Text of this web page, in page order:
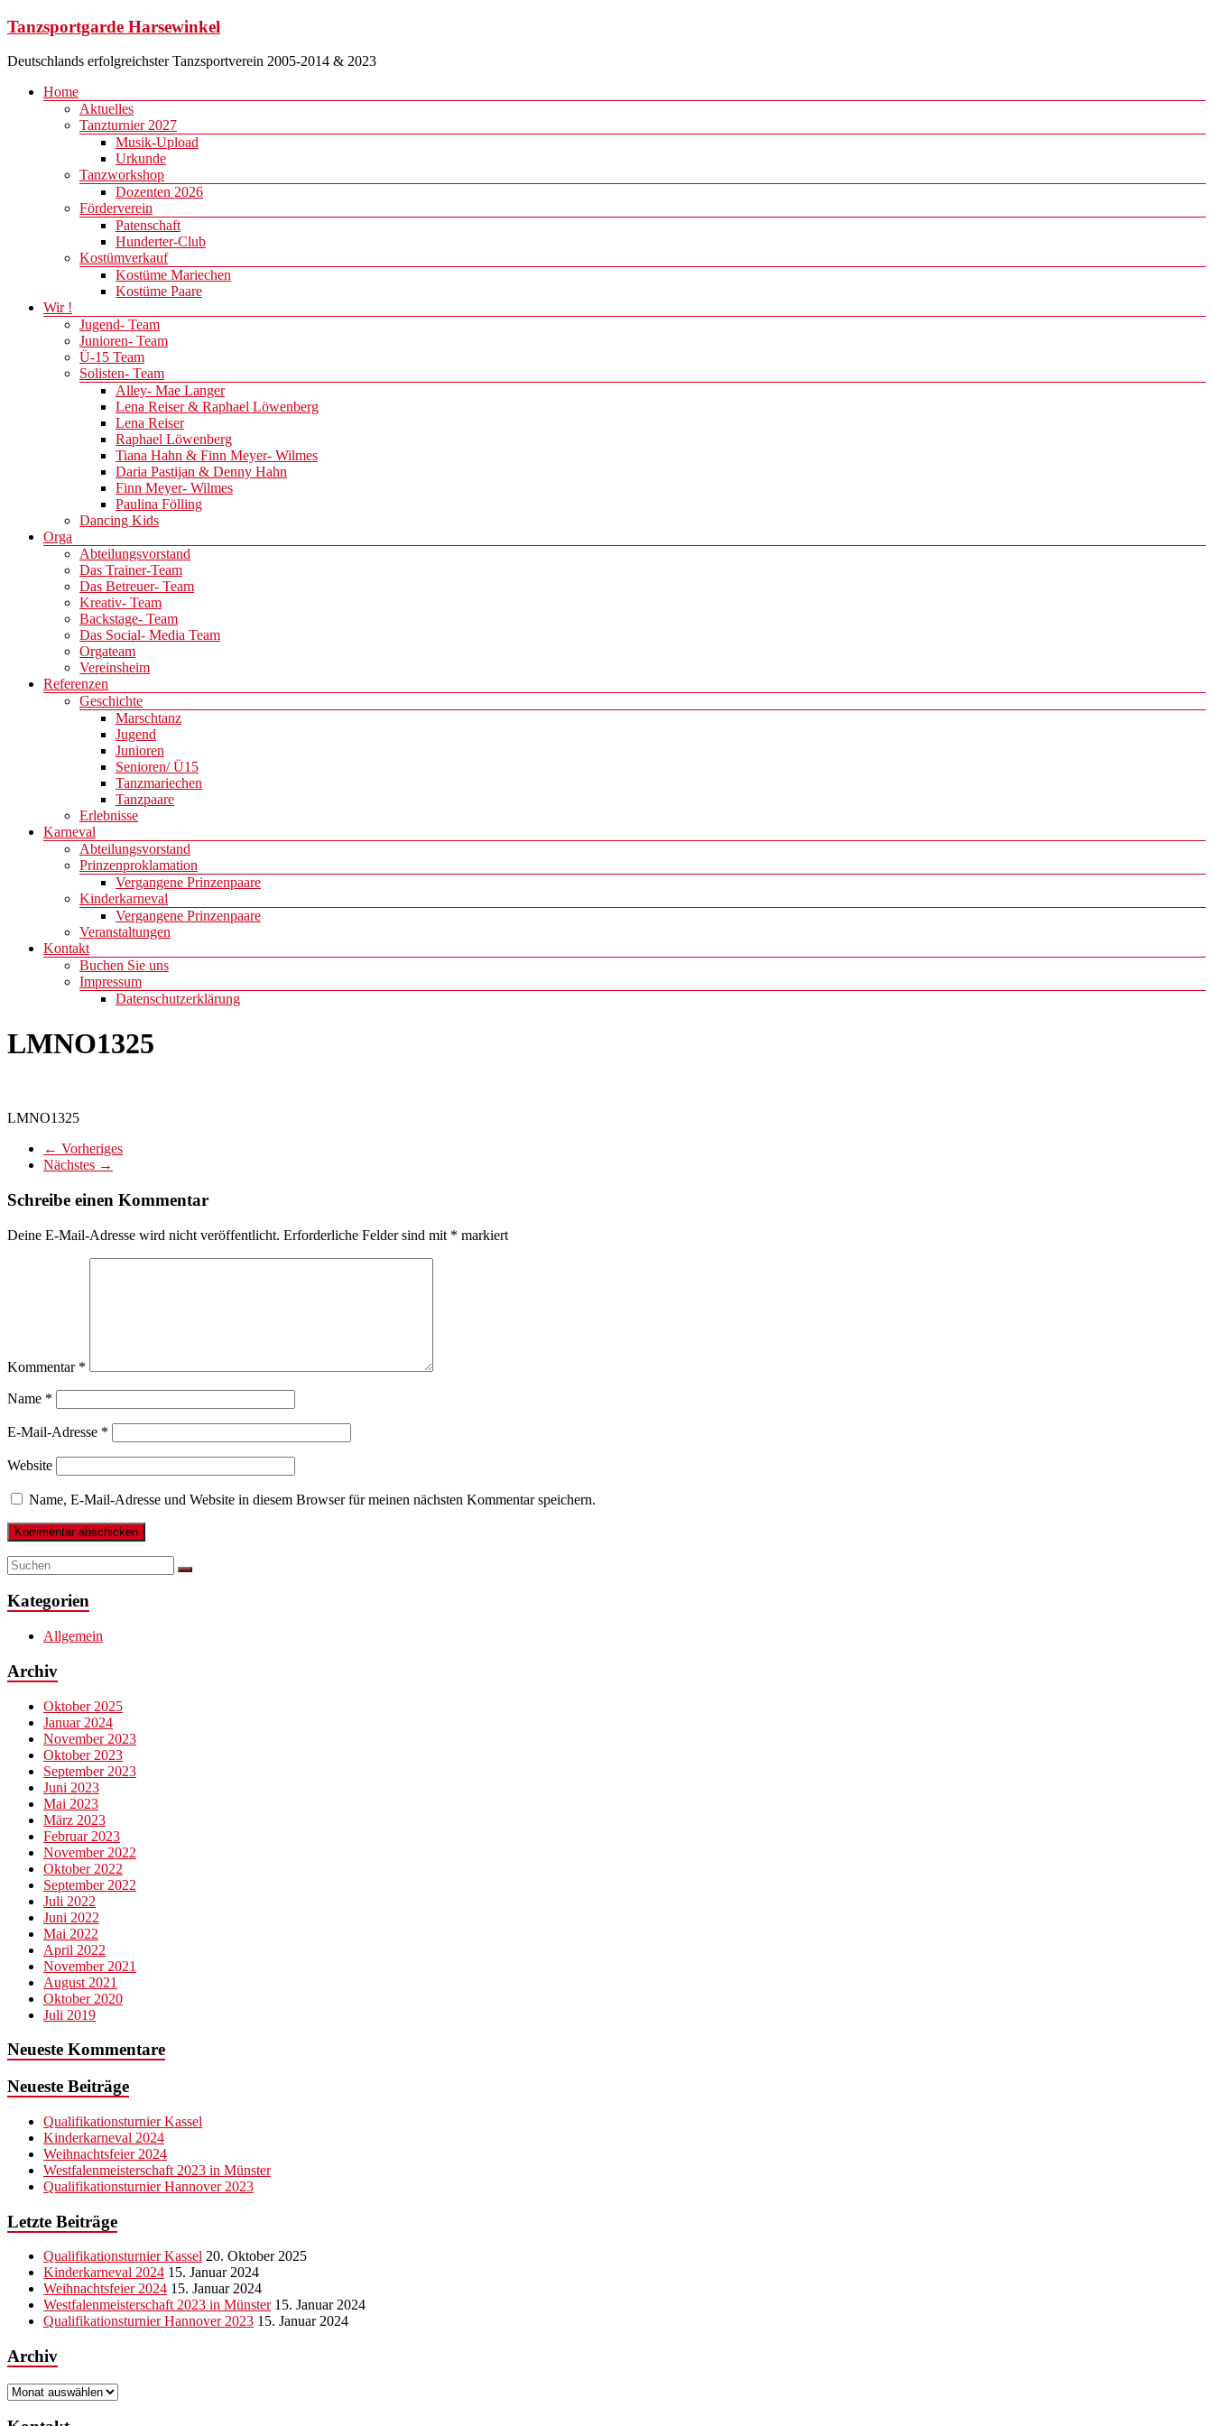
Zum
springen
Tanzsportgarde Harsewinkel
Deutschlands erfolgreichster Tanzsportverein 2005-2014 & 2023
Menü
Home
Aktuelles
Tanzturnier 2027
Musik-Upload
Urkunde
Tanzworkshop
Dozenten 2026
Förderverein
Patenschaft
Hunderter-Club
Kostümverkauf
Kostüme Mariechen
Kostüme Paare
Wir !
Jugend- Team
Junioren- Team
Ü-15 Team
Solisten- Team
Alley- Mae Langer
Lena Reiser & Raphael Löwenberg
Lena Reiser
Raphael Löwenberg
Tiana Hahn & Finn Meyer- Wilmes
Daria Pastijan & Denny Hahn
Finn Meyer- Wilmes
Paulina Fölling
Dancing Kids
Orga
Abteilungsvorstand
Das Trainer-Team
Das Betreuer- Team
Kreativ- Team
Backstage- Team
Das Social- Media Team
Orgateam
Vereinsheim
Referenzen
Geschichte
Marschtanz
Jugend
Junioren
Senioren/ Ü15
Tanzmariechen
Tanzpaare
Erlebnisse
Karneval
Abteilungsvorstand
Prinzenproklamation
Vergangene Prinzenpaare
Kinderkarneval
Vergangene Prinzenpaare
Veranstaltungen
Kontakt
Buchen Sie uns
Impressum
Datenschutzerklärung
LMNO1325
LMNO1325
← Vorheriges
Nächstes →
Schreibe einen Kommentar
Deine E-Mail-Adresse wird nicht veröffentlicht. Erforderliche Felder sind mit * markiert
Kommentar *
Name *
E-Mail-Adresse *
Website
Name, E-Mail-Adresse und Website in diesem Browser für meinen nächsten Kommentar speichern.
Kategorien
Allgemein
Archiv
Oktober 2025
Januar 2024
November 2023
Oktober 2023
September 2023
Juni 2023
Mai 2023
März 2023
Februar 2023
November 2022
Oktober 2022
September 2022
Juli 2022
Juni 2022
Mai 2022
April 2022
November 2021
August 2021
Oktober 2020
Juli 2019
Neueste Kommentare
Neueste Beiträge
Qualifikationsturnier Kassel
Kinderkarneval 2024
Weihnachtsfeier 2024
Westfalenmeisterschaft 2023 in Münster
Qualifikationsturnier Hannover 2023
Letzte Beiträge
Qualifikationsturnier Kassel 20. Oktober 2025
Kinderkarneval 2024 15. Januar 2024
Weihnachtsfeier 2024 15. Januar 2024
Westfalenmeisterschaft 2023 in Münster 15. Januar 2024
Qualifikationsturnier Hannover 2023 15. Januar 2024
Archiv
Archiv